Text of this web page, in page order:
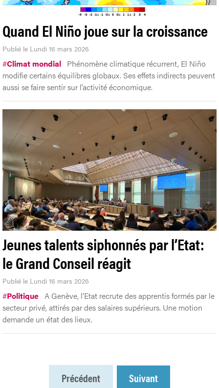
Quand El Niño joue sur la croissance
Publié le Lundi 16 mars 2026
#Climat mondial Phénomène climatique récurrent, El Niño
modifie certains équilibres globaux. Ses effets indirects peuvent
aussi se faire sentir sur l’activité économique.
Jeunes talents siphonnés par l’Etat:
le Grand Conseil réagit
Publié le Lundi 16 mars 2026
#Politique A Genève, l’Etat recrute des apprentis formés par le
secteur privé, attirés par des salaires supérieurs. Une motion
demande un état des lieux.
Précédent Suivant